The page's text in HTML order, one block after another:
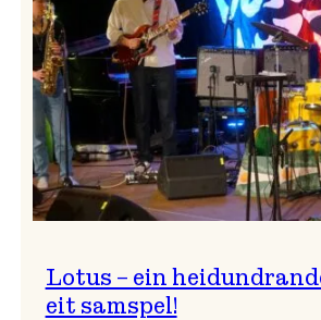
NTNU!
Lotus – ein
eit samspel!